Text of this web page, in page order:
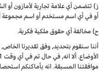
ز) تتضمن أي علامة تجارية لأمازون أو
أو في أي اسم مستخدم أو اسم مجموعة
ح) مخالفة أي حقوق ملكية فكرية.
أننا سنقوم بتحديد, وفق تقديرنا
موافقتنا المسبقة. انه بأماكنكم